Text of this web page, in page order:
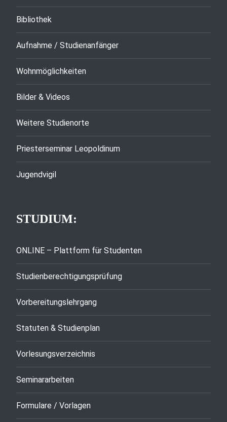
Bibliothek
Aufnahme / Studienanfänger
Wohnmöglichkeiten
Bilder & Videos
Weitere Studienorte
Priesterseminar Leopoldinum
Jugendvigil
STUDIUM:
ONLINE – Plattform für Studenten
Studienberechtigungsprüfung
Vorbereitungslehrgang
Statuten & Studienplan
Vorlesungsverzeichnis
Seminararbeiten
Formulare / Vorlagen